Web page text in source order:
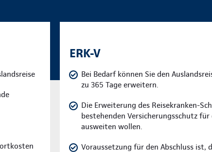
ERK-V
Bei Bedarf können Sie den
zu 365 Tage erweitern.
Die Erweiterung des Reisekranken-
bestehenden Versicherungsschutz
ausweiten wollen.
Voraussetzung für den Abschluss ist,